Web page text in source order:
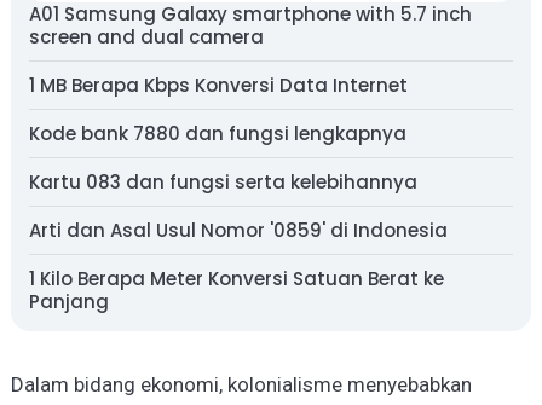
A01 Samsung Galaxy smartphone with 5.7 inch
screen and dual camera
1 MB Berapa Kbps Konversi Data Internet
Kode bank 7880 dan fungsi lengkapnya
Kartu 083 dan fungsi serta kelebihannya
Arti dan Asal Usul Nomor '0859' di Indonesia
1 Kilo Berapa Meter Konversi Satuan Berat ke
Panjang
Dalam bidang ekonomi, kolonialisme menyebabkan